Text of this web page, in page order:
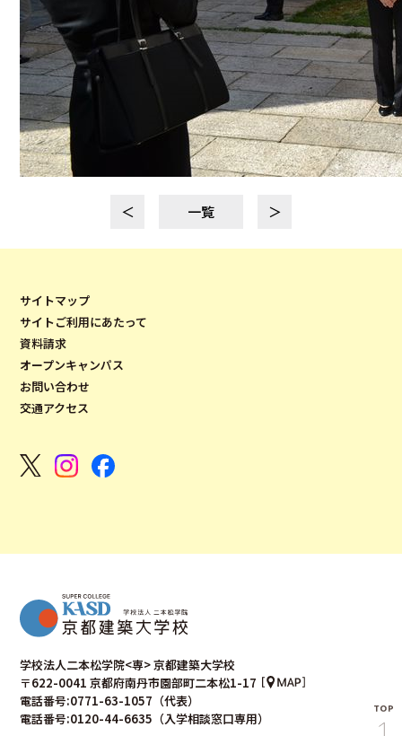
＜ 一覧 ＞
サイトマップ
サイトご利用にあたって
資料請求
オープンキャンパス
お問い合わせ
交通アクセス
学校法人二本松学院<専> 京都建築大学校
〒622-0041 京都府南丹市園部町二本松1-17
電話番号:0771-63-1057（代表）
電話番号:0120-44-6635（入学相談窓口専用）